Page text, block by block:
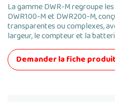
La gamme DWR-M regroupe
DWR100-M et DWR200-M,
transparentes ou complexes,
largeur, le compteur et la
Demander la fiche produit